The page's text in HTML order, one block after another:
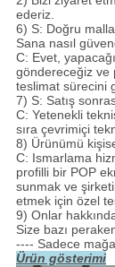
ederiz.
6) S: Doğru
Sana nasıl
C: Evet,
göndereceğiz ve
teslimat sürecini
7) S: Satış
C: Yetenekli
sıra çevrimiçi
8) Ürünümü
C: Ismarlama
profilli bir POP
sunmak ve
etmek için özel
9) Onlar
Size bazı
---- Sadece
Ürün gösterimi